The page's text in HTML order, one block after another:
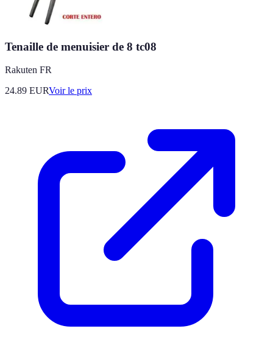
Tenaille de menuisier de 8 tc08
Rakuten FR
24.89 EURVoir le prix